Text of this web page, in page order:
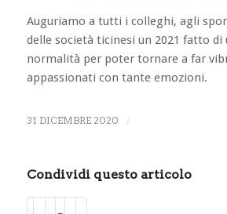
Auguriamo a tutti i colleghi, agli
delle società ticinesi un 2021 fatto
normalità per poter tornare a far
appassionati con tante emozioni.
31 DICEMBRE 2020 /
Condividi questo articolo